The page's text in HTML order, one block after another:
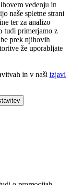
vedenju in
naše spletne strani
ter za analizo
tudi primerjamo z
prek njihovih
že uporabljate
in v naši izjavi